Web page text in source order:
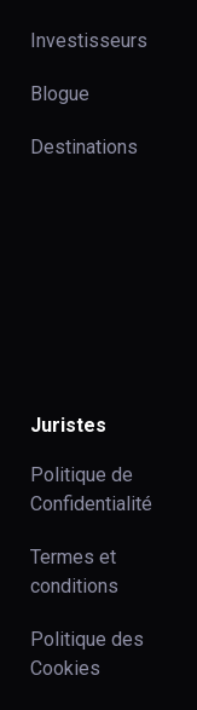
Investisseurs
Blogue
Destinations
Juristes
Politique de
Confidentialité
Termes et
conditions
Politique des
Cookies